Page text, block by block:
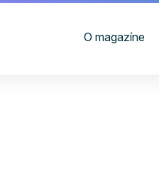
O magazíne